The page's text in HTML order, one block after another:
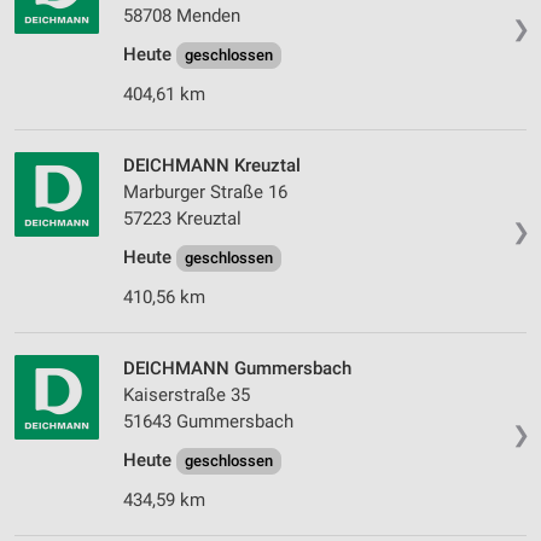
❯
58708 Menden
Heute
geschlossen
404,61 km
❯
DEICHMANN Kreuztal
Marburger Straße 16
57223 Kreuztal
Heute
geschlossen
410,56 km
❯
DEICHMANN Gummersbach
Kaiserstraße 35
51643 Gummersbach
Heute
geschlossen
434,59 km
Erstellung von Profilen zur Personalisierung
von Inhalten
Messung der Werbeleistung
Messung der Performance von Inhalten
Kombinationen von Daten aus verschiedenen
Entwicklung und Verbesserung der Angebote
Verwendung reduzierter Daten zur Auswahl von
Inhalten